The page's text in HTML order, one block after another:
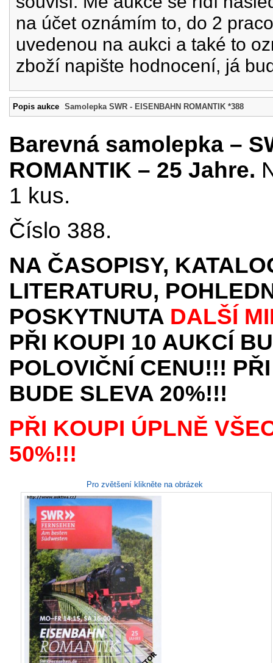
na účet oznámím to, do 2
uvedenou na aukci a také to
zboží napište hodnocení, já
Popis aukce Samolepka SWR - EISENBAHN ROMANTIK *388
Barevná samolepka –
ROMANTIK – 25 Jahre.
1 kus.
Číslo 388.
NA ČASOPISY,
LITERATURU,
POSKYTNUTA DALŠÍ
PŘI KOUPI 10 AUKCÍ
POLOVIČNÍ CENU!!!
BUDE SLEVA 20%!!!
PŘI KOUPI ÚPLNĚ
50%!!!
Pro zvětšení klikněte na obrázek